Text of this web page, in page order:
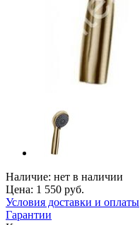
Наличие: нет в наличии
Цена: 1 550 руб.
Условия доставки и оплаты
Гарантии